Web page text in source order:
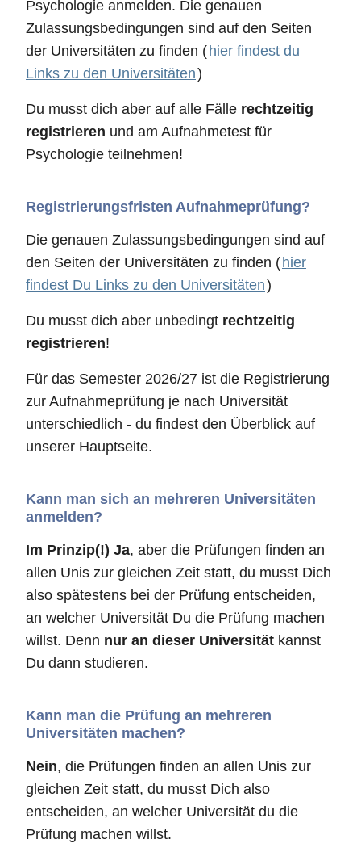
Psychologie anmelden. Die genauen
Zulassungsbedingungen sind auf den Seiten
der Universitäten zu finden ( hier findest du
Links zu den Universitäten)
Du musst dich aber auf alle Fälle rechtzeitig
registrieren und am Aufnahmetest für
Psychologie teilnehmen!
Registrierungsfristen Aufnahmeprüfung?
Die genauen Zulassungsbedingungen sind auf
den Seiten der Universitäten zu finden ( hier
findest Du Links zu den Universitäten)
Du musst dich aber unbedingt rechtzeitig
registrieren!
Für das Semester 2026/27 ist die Registrierung
zur Aufnahmeprüfung je nach Universität
unterschiedlich - du findest den Überblick auf
unserer Hauptseite.
Kann man sich an mehreren Universitäten
anmelden?
Im Prinzip(!) Ja, aber die Prüfungen finden an
allen Unis zur gleichen Zeit statt, du musst Dich
also spätestens bei der Prüfung entscheiden,
an welcher Universität Du die Prüfung machen
willst. Denn nur an dieser Universität kannst
Du dann studieren.
Kann man die Prüfung an mehreren
Universitäten machen?
Nein, die Prüfungen finden an allen Unis zur
gleichen Zeit statt, du musst Dich also
entscheiden, an welcher Universität du die
Prüfung machen willst.